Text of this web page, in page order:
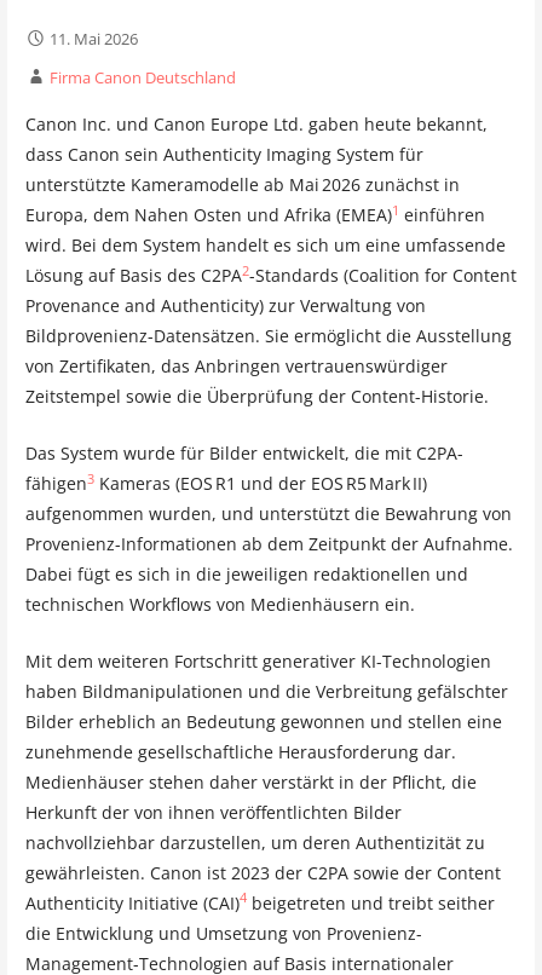
11. Mai 2026
Firma Canon Deutschland
Canon Inc. und Canon Europe Ltd. gaben heute bekannt,
dass Canon sein Authenticity Imaging System für
unterstützte Kameramodelle ab Mai 2026 zunächst in
Europa, dem Nahen Osten und Afrika (EMEA)1 einführen
wird. Bei dem System handelt es sich um eine umfassende
Lösung auf Basis des C2PA2-Standards (Coalition for Content
Provenance and Authenticity) zur Verwaltung von
Bildprovenienz-Datensätzen. Sie ermöglicht die Ausstellung
von Zertifikaten, das Anbringen vertrauenswürdiger
Zeitstempel sowie die Überprüfung der Content-Historie.
Das System wurde für Bilder entwickelt, die mit C2PA-
fähigen3Kameras (EOS R1 und der EOS R5 Mark II)
aufgenommen wurden, und unterstützt die Bewahrung von
Provenienz-Informationen ab dem Zeitpunkt der Aufnahme.
Dabei fügt es sich in die jeweiligen redaktionellen und
technischen Workflows von Medienhäusern ein.
Mit dem weiteren Fortschritt generativer KI-Technologien
haben Bildmanipulationen und die Verbreitung gefälschter
Bilder erheblich an Bedeutung gewonnen und stellen eine
zunehmende gesellschaftliche Herausforderung dar.
Medienhäuser stehen daher verstärkt in der Pflicht, die
Herkunft der von ihnen veröffentlichten Bilder
nachvollziehbar darzustellen, um deren Authentizität zu
gewährleisten. Canon ist 2023 der C2PA sowie der Content
Authenticity Initiative (CAI)4beigetreten und treibt seither
die Entwicklung und Umsetzung von Provenienz-
Management-Technologien auf Basis internationaler